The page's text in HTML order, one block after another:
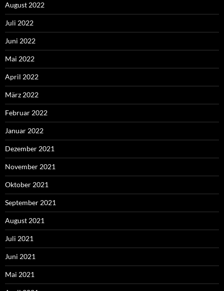
August 2022
Juli 2022
Juni 2022
Mai 2022
April 2022
März 2022
Februar 2022
Januar 2022
Dezember 2021
November 2021
Oktober 2021
September 2021
August 2021
Juli 2021
Juni 2021
Mai 2021